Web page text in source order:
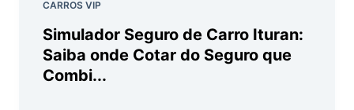
CARROS VIP
Simulador Seguro de Carro Ituran:
Saiba onde Cotar do Seguro que
Combi...